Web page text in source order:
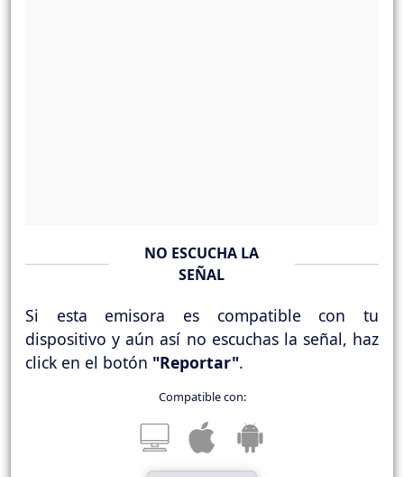
NO ESCUCHA LA
SEÑAL
Si esta emisora es compatible con tu
dispositivo y aún así no escuchas la señal, haz
click en el botón "Reportar".
Compatible con: